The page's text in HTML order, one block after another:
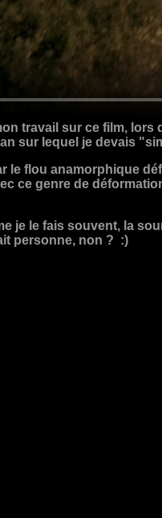
travail sur ce film,
sur lequel je devais
le flou anamorphique
ce genre de
je le fais souvent, la
personne, non ? :)